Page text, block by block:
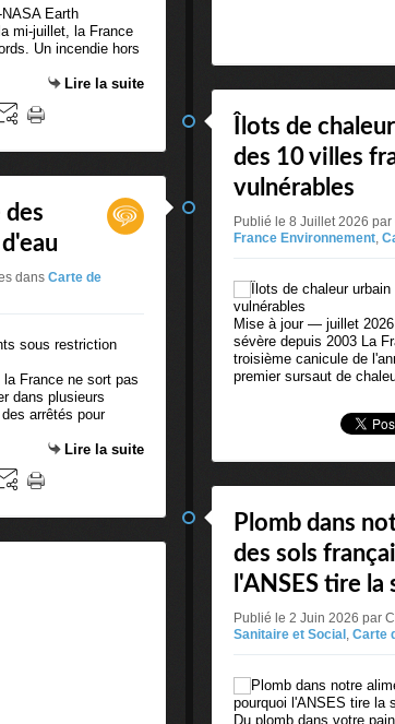
Earth
mi-juillet, la France
Un incendie hors
Lire la suite
des
dans Carte de
France ne sort pas
dans plusieurs
arrêtés pour
Lire la suite
Îlots de
des 10 villes
vulnérables
Publié le 8 Juillet 2026
France Environnement,
Mise à jour — juillet
sévère depuis 2003 La
troisième canicule de
premier sursaut de
Plomb dans
des sols
l'ANSES tire
Publié le 2 Juin 2026 par
Sanitaire et Social , Carte
Du plomb dans votre